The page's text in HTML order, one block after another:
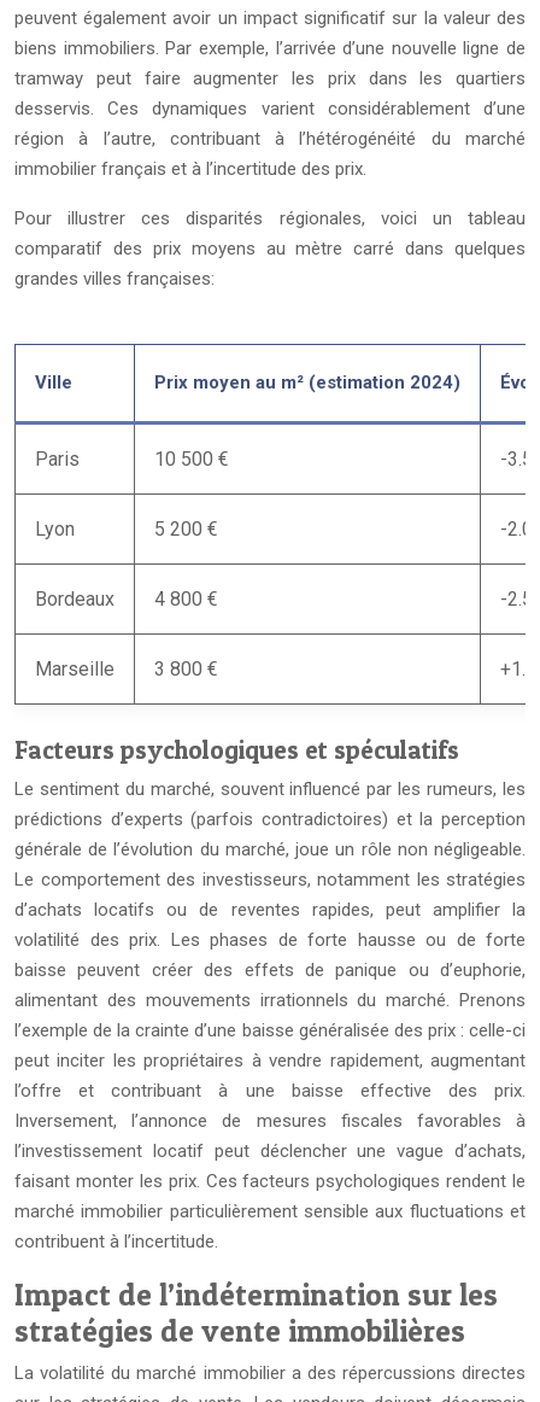
peuvent également avoir un impact significatif sur la valeur des
biens immobiliers. Par exemple, l’arrivée d’une nouvelle ligne de
tramway peut faire augmenter les prix dans les quartiers
desservis. Ces dynamiques varient considérablement d’une
région à l’autre, contribuant à l’hétérogénéité du marché
immobilier français et à l’incertitude des prix.
Pour illustrer ces disparités régionales, voici un tableau
comparatif des prix moyens au mètre carré dans quelques
grandes villes françaises:
Ville Prix moyen au m² (estimation 2024)
Paris 10 500 € -
Lyon 5 200 € -
Bordeaux 4 800 € -
Marseille 3 800 €
Facteurs psychologiques et spéculatifs
Le sentiment du marché, souvent influencé par les rumeurs, les
prédictions d’experts (parfois contradictoires) et la perception
générale de l’évolution du marché, joue un rôle non négligeable.
Le comportement des investisseurs, notamment les stratégies
d’achats locatifs ou de reventes rapides, peut amplifier la
volatilité des prix. Les phases de forte hausse ou de forte
baisse peuvent créer des effets de panique ou d’euphorie,
alimentant des mouvements irrationnels du marché. Prenons
l’exemple de la crainte d’une baisse généralisée des prix : celle-ci
peut inciter les propriétaires à vendre rapidement, augmentant
l’offre et contribuant à une baisse effective des prix.
Inversement, l’annonce de mesures fiscales favorables à
l’investissement locatif peut déclencher une vague d’achats,
faisant monter les prix. Ces facteurs psychologiques rendent le
marché immobilier particulièrement sensible aux fluctuations et
contribuent à l’incertitude.
Impact de l’indétermination sur les
stratégies de vente immobilières
La volatilité du marché immobilier a des répercussions directes